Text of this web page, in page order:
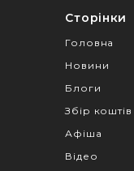
Сторінки
Головна
Новини
Блоги
Збір коштів
Афіша
Відео